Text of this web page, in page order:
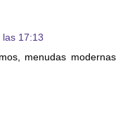
17:13
menudas modernas